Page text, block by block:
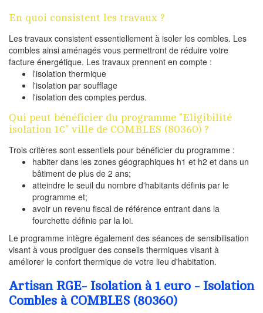
En quoi consistent les travaux ?
Les travaux consistent essentiellement à isoler les combles. Les
combles ainsi aménagés vous permettront de réduire votre
facture énergétique. Les travaux prennent en compte :
l'isolation thermique
l'isolation par soufflage
l'isolation des comptes perdus.
Qui peut bénéficier du programme "Eligibilité
isolation 1€" ville de COMBLES (80360) ?
Trois critères sont essentiels pour bénéficier du programme :
habiter dans les zones géographiques h1 et h2 et dans un
bâtiment de plus de 2 ans;
atteindre le seuil du nombre d'habitants définis par le
programme et;
avoir un revenu fiscal de référence entrant dans la
fourchette définie par la loi.
Le programme intègre également des séances de sensibilisation
visant à vous prodiguer des conseils thermiques visant à
améliorer le confort thermique de votre lieu d'habitation.
Artisan RGE- Isolation à 1 euro - Isolation
Combles à COMBLES (80360)